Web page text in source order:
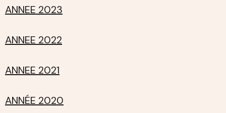
ANNEE 2023
ANNEE 2022
ANNEE 2021
ANNÉE 2020